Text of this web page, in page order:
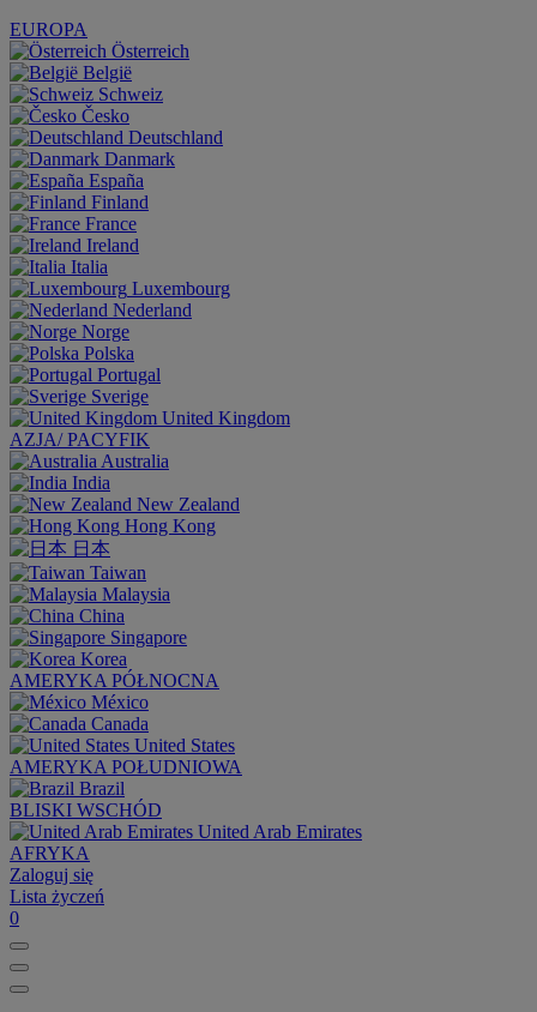
EUROPA
Österreich
België
Schweiz
Česko
Deutschland
Danmark
España
Finland
France
Ireland
Italia
Luxembourg
Nederland
Norge
Polska
Portugal
Sverige
United Kingdom
AZJA/ PACYFIK
Australia
India
New Zealand
Hong Kong
日本
Taiwan
Malaysia
China
Singapore
Korea
AMERYKA PÓŁNOCNA
México
Canada
United States
AMERYKA POŁUDNIOWA
Brazil
BLISKI WSCHÓD
United Arab Emirates
AFRYKA
Zaloguj się
Lista życzeń
0